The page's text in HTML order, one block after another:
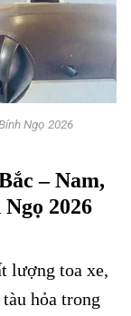
Ngọ 2026
– Nam,
2026
lượng toa xe,
hỏa trong